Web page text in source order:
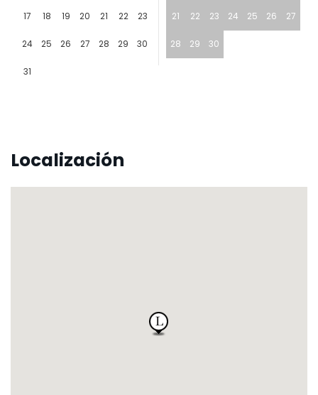
17 18 19 20 21 22 23
24 25 26 27 28 29 30
31
21 22 23 24 25 26 27
28 29 30
Localización